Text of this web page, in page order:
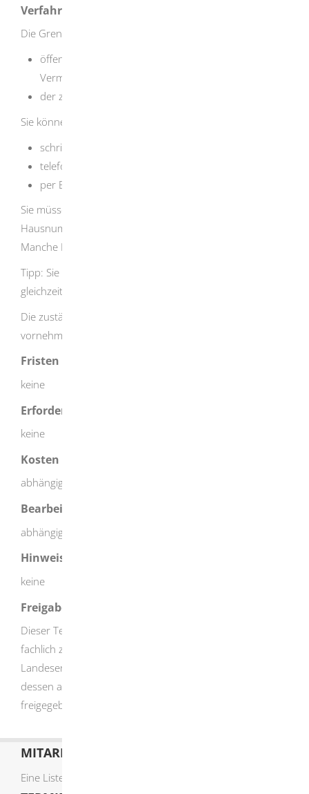
Verfahrensablauf
Die Grenzbescheinigung können Sie beantragen bei
öffentlich bestellten Vermessungsingenieuren oder
Vermessungsingenieurinnen oder
der zuständigen Vermessungsbehörde.
Sie können den Antrag formlos stellen:
schriftlich,
telefonisch oder
per E-Mail stellen
Sie müssen das Flurstück angeben mit Straße,
Hausnummer oder Gemarkung, Flur, Flurstücksnummer.
Manche Behörden bieten ein eigenes Formular an.
Tipp: Sie können die Grenzbescheinigung auch
gleichzeitig mit der Gebäudeeinmessung beantragen.
Die zuständige Stelle kann eine Ortsbesichtigung
vornehmen, bevor sie die Grenzbescheinigung ausstellt.
Fristen
keine
Erforderliche Unterlagen
keine
Kosten
abhängig vom jeweiligen Arbeitsaufwand
Bearbeitungsdauer
abhängig vom jeweiligen Arbeitsaufwand
Hinweise
keine
Freigabevermerk
Dieser Text entstand in enger Zusammenarbeit mit den
fachlich zuständigen Stellen. Das Ministerium für
Landesentwicklung und Wohnen Baden-Württemberg hat
dessen ausführliche Fassung am 26.04.2024
freigegeben.
MITARBEITERLISTE
Eine Liste der Mitarbeiter von A-Z finden Sie